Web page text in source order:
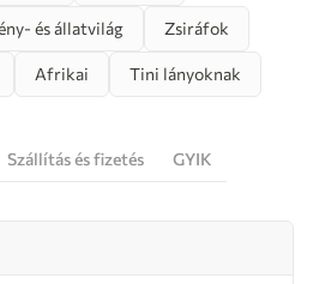
és állatvilág Zsiráfok
Afrikai Tini lányoknak
Szállítás és fizetés GYIK